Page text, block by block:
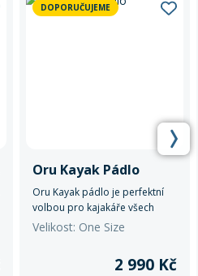
DOPORUČUJEME
Oru Kayak Pádlo
Oru Kayak pádlo je perfektní
volbou pro kajakáře všech
úrovní.
Velikost: One Size
2 990 Kč